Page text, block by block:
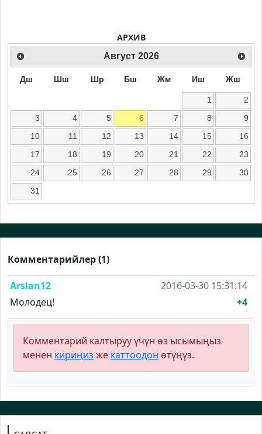
АРХИВ
Август 2026
Дш Шш Шр Бш Жм Иш Жш
1
2
3
4 5 6 7 8
9
10
11 12 13 14 15
16
17
18 19 20 21 22
23
24
25 26 27 28 29
30
31
Комментарийлер (1)
Arslan12
2016-03-30 15:31:14
Молодец!
+4
Комментарий калтыруу үчүн өз ысымыңыз
менен кириңиз же каттоодон өтүңүз.